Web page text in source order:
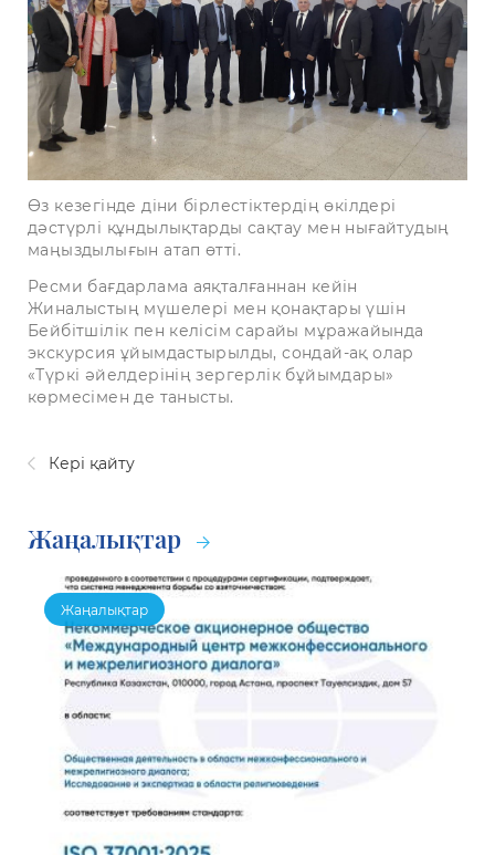
Өз кезегінде діни бірлестіктердің өкілдері
дәстүрлі құндылықтарды сақтау мен нығайтудың
маңыздылығын атап өтті.
Ресми бағдарлама аяқталғаннан кейін
Жиналыстың мүшелері мен қонақтары үшін
Бейбітшілік пен келісім сарайы мұражайында
экскурсия ұйымдастырылды, сондай-ақ олар
«Түркі әйелдерінің зергерлік бұйымдары»
көрмесімен де танысты.
Кері қайту
Жаңалықтар
Жаңалықтар